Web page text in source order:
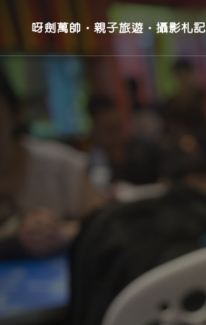
呀劍萬帥‧親子旅遊‧攝影札記